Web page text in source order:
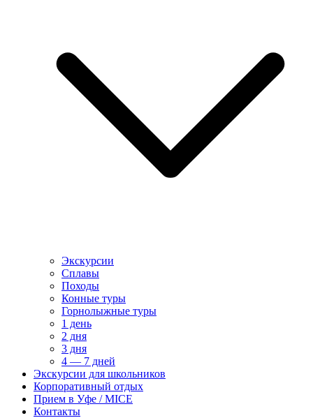
Экскурсии
Сплавы
Походы
Конные туры
Горнолыжные туры
1 день
2 дня
3 дня
4 — 7 дней
Экскурсии для школьников
Корпоративный отдых
Прием в Уфе / MICE
Контакты